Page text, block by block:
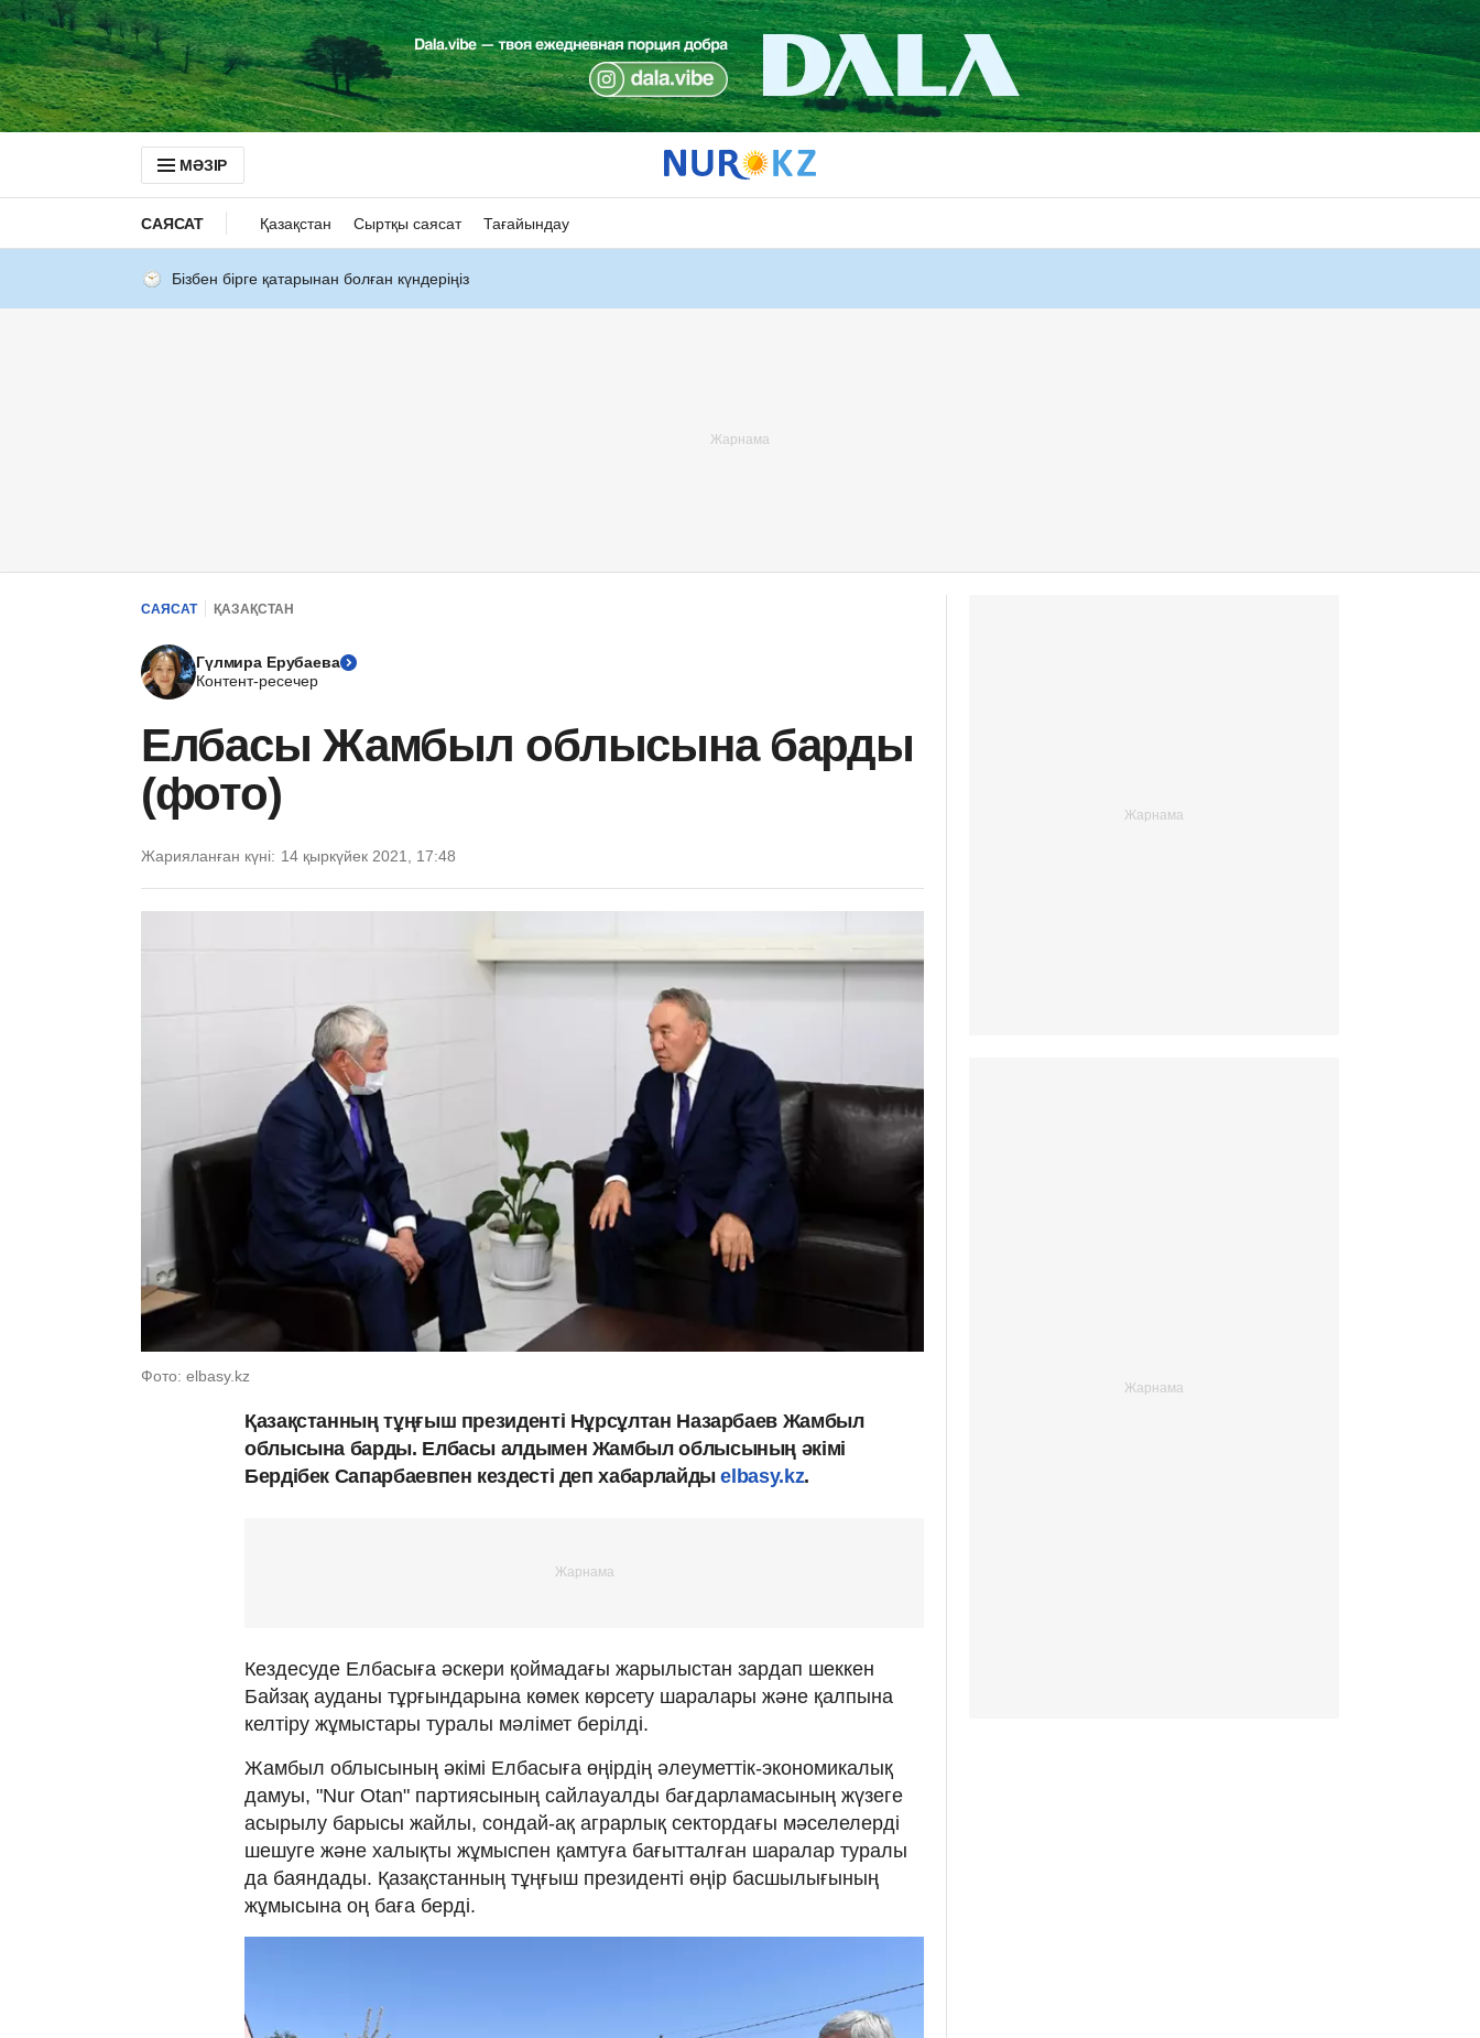
МӘЗІР
САЯСАТ Қазақстан Сыртқы саясат Тағайындау
Бізбен бірге қатарынан болған күндеріңіз
САЯСАТ ҚАЗАҚСТАН
Гүлмира Ерубаева
Контент-ресечер
Елбасы Жамбыл облысына барды
(фото)
Жарияланған күні: 14 қыркүйек 2021, 17:48
Фото: elbasy.kz
Қазақстанның тұңғыш президенті Нұрсұлтан Назарбаев Жамбыл
облысына барды. Елбасы алдымен Жамбыл облысының әкімі
Бердібек Сапарбаевпен кездесті деп хабарлайдыelbasy.kz.
Кездесуде Елбасыға әскери қоймадағы жарылыстан зардап шеккен
Байзақ ауданы тұрғындарына көмек көрсету шаралары және қалпына
келтіру жұмыстары туралы мәлімет берілді.
Жамбыл облысының әкімі Елбасыға өңірдің әлеуметтік-экономикалық
дамуы, "Nur Otan" партиясының сайлауалды бағдарламасының жүзеге
асырылу барысы жайлы, сондай-ақ аграрлық сектордағы мәселелерді
шешуге және халықты жұмыспен қамтуға бағытталған шаралар туралы
да баяндады. Қазақстанның тұңғыш президенті өңір басшылығының
жұмысына оң баға берді.